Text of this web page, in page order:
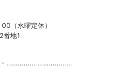
（水曜定休）
番地1
‥‥‥‥‥……………………